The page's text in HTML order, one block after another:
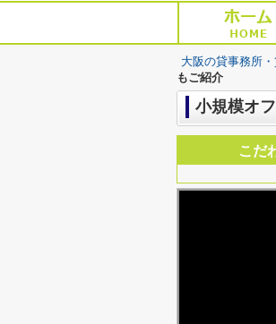
大阪の貸事務所
もご紹介
小規模オ
こだ